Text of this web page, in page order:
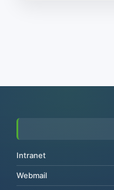
Intranet
Webmail